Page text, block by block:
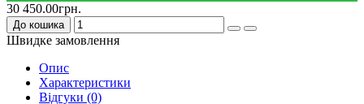
30 450.00грн.
До кошика
Швидке замовлення
Опис
Характеристики
Відгуки (0)